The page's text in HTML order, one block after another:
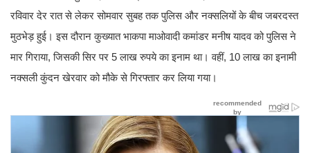
रविवार देर रात से लेकर सोमवार सुबह तक पुलिस और नक्सलियों के बीच जबरदस्त
मुठभेड़ हुई। इस दौरान कुख्यात भाकपा माओवादी कमांडर मनीष यादव को पुलिस ने
मार गिराया, जिसकी सिर पर 5 लाख रुपये का इनाम था। वहीं, 10 लाख का इनामी
नक्सली कुंदन खेरवार को मौके से गिरफ्तार कर लिया गया।